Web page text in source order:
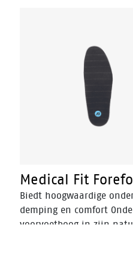
Medical Fit
Biedt hoogwaardige
demping en comfort
voorvoetboog in zijn